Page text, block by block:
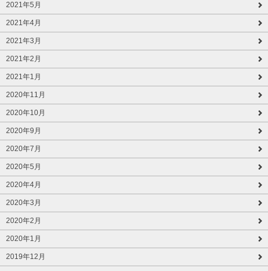
2021年5月
2021年4月
2021年3月
2021年2月
2021年1月
2020年11月
2020年10月
2020年9月
2020年7月
2020年5月
2020年4月
2020年3月
2020年2月
2020年1月
2019年12月